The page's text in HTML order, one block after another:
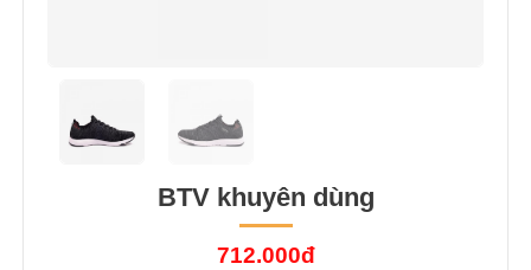
BTV khuyên dùng
712.000đ